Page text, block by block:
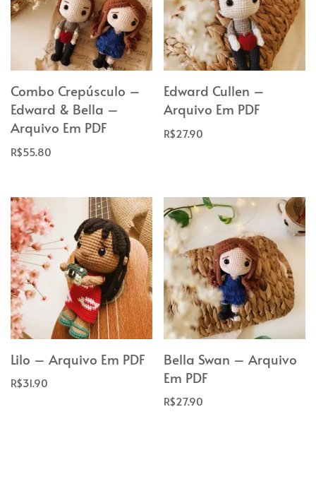
Combo Crepúsculo –
Edward & Bella –
Arquivo Em PDF
R$55.80
Edward Cullen –
Arquivo Em PDF
R$27.90
Lilo – Arquivo Em PDF
R$31.90
Bella Swan – Arquivo
Em PDF
R$27.90